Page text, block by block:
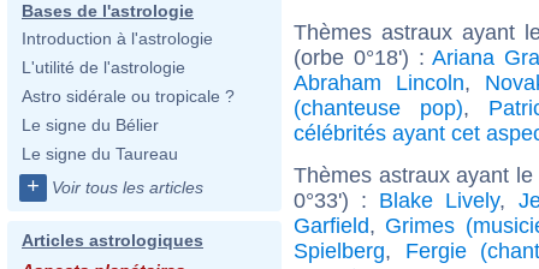
Bases de l'astrologie
Introduction à l'astrologie
L'utilité de l'astrologie
Astro sidérale ou tropicale ?
Le signe du Bélier
Le signe du Taureau
+ Voir tous les articles
Articles astrologiques
Thèmes astraux ayant
(orbe 0°18') :Ariana
Abraham Lincoln,
(chanteuse pop),
célébrités ayant cet
Thèmes astraux ayant
0°33') : Blake Lively,
Garfield, Grimes
Spielberg, Fergie